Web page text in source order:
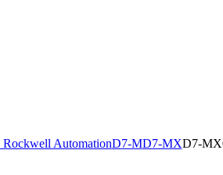
AutomationD7-MD7-MXD7-